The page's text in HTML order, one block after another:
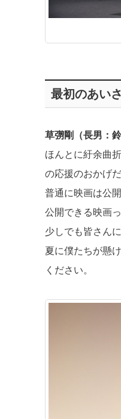
最初のあい
草彅剛（長男：鈴
ほんとに紆余曲
の応援のおかげ
普通に映画は公
公開できる映画
少しでも皆さん
夏に僕たちが懸
ください。